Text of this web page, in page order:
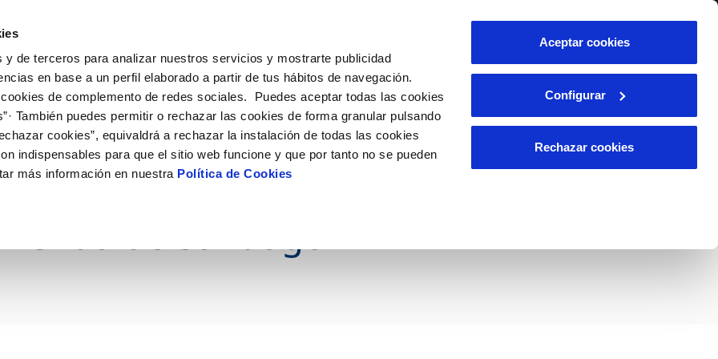
y de terceros para analizar nuestros servicios y mostrarte publicidad
en base a un perfil elaborado a partir de tus hábitos de navegación.
de complemento de redes sociales. Puedes aceptar todas las cookies
También puedes permitir o rechazar las cookies de forma granular pulsando
cookies”, equivaldrá a rechazar la instalación de todas las cookies
indispensables para que el sitio web funcione y que por tanto no se pueden
más información en nuestra Política de Cookies
Aceptar cookies
Configurar
Rechazar cookies
de titular
de suministro
MODIFICACIÓN DE DATOS
Actualizar datos bancarios
Actualizar datos de domicilio
INCIDENCIAS
Comunica anomalías o posibles
Tu Servicio
AL CLIENTE
de contacto
de fuga interior
COMPROMISO DE SERVICIO
Carta de compromisos
Customer Counsel (Defensa del
Programa CONTIGO
Tu Agua
calidad del agua
CUIDADOS DEL AGUA
Consejos de ahorro
Cuidados de los sumideros
Conócenos
COMPROMISOS
ambiente
Área de clientes
WATERUN en la gestión sostenible
de Santiago